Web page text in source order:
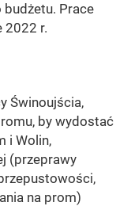
budżetu. Prace
2022 r.
Świnoujścia,
by wydostać
i Wolin,
(przeprawy
na prom)